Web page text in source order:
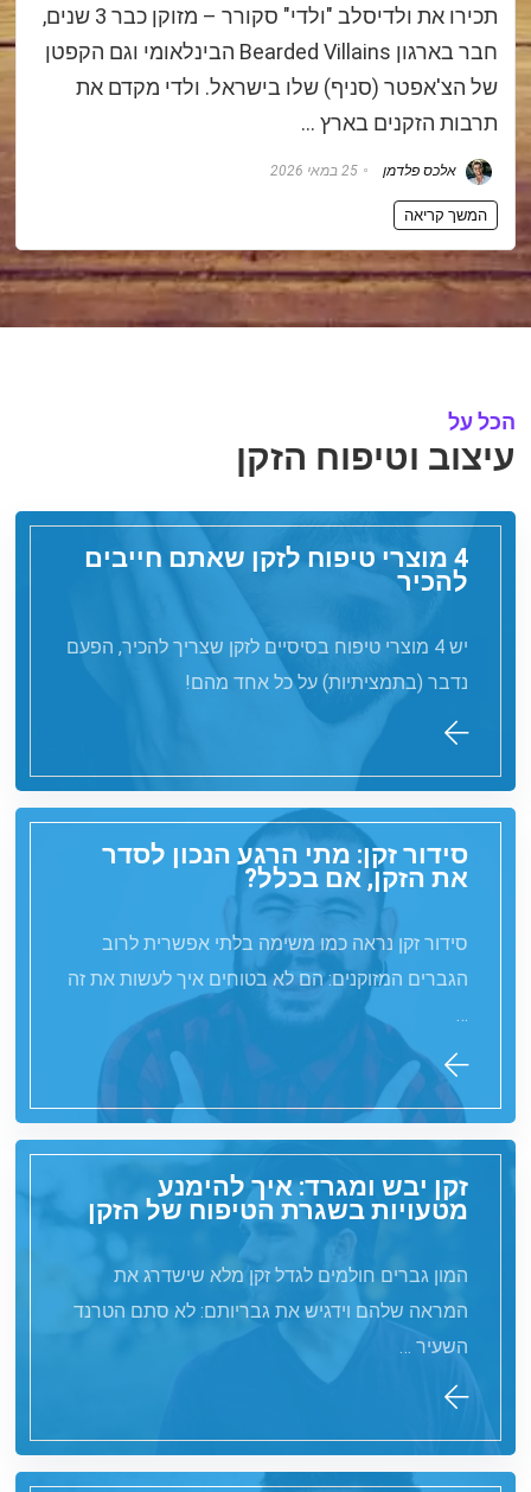
תכירו את ולדיסלב "ולדי" סקורר – מזוקן כבר 3 שנים,
חבר בארגון Bearded Villains הבינלאומי וגם הקפטן
של הצ'אפטר (סניף) שלו בישראל. ולדי מקדם את
תרבות הזקנים בארץ …
אלכס פלדמן 25 במאי 2026
המשך קריאה
הכל על
עיצוב וטיפוח הזקן
4 מוצרי טיפוח לזקן שאתם חייבים
להכיר
יש 4 מוצרי טיפוח בסיסיים לזקן שצריך להכיר, הפעם
נדבר (בתמציתיות) על כל אחד מהם!
סידור זקן: מתי הרגע הנכון לסדר
את הזקן, אם בכלל?
סידור זקן נראה כמו משימה בלתי אפשרית לרוב
הגברים המזוקנים: הם לא בטוחים איך לעשות את זה
זקן יבש ומגרד: איך להימנע
מטעויות בשגרת הטיפוח של הזקן
המון גברים חולמים לגדל זקן מלא שישדרג את
המראה שלהם וידגיש את גבריותם: לא סתם הטרנד
השעיר …